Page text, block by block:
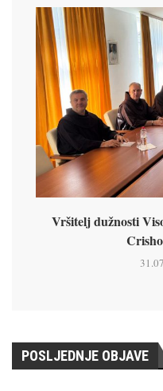
Vršitelj dužnosti
POSLJEDNJE OBJAVE